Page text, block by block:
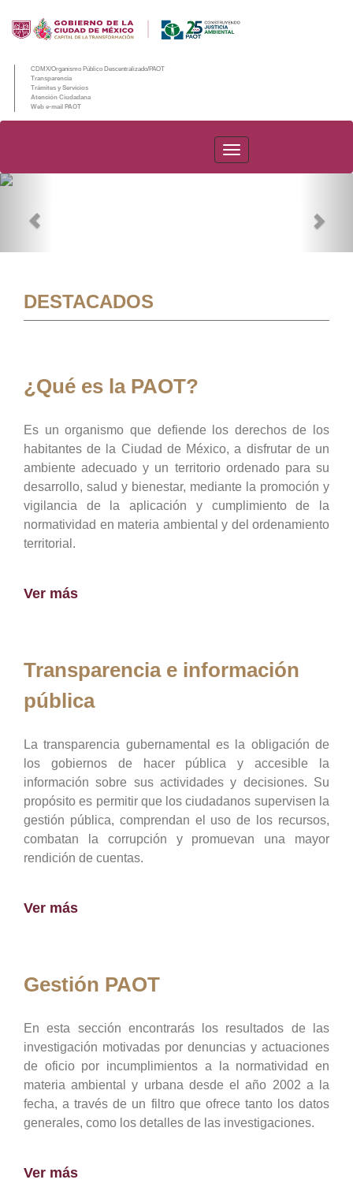
CDMX/Organismo Público Descentralizado/PAOT
Transparencia
Trámites y Servicios
Atención Ciudadana
Web e-mail PAOT
PAOT
DESTACADOS
¿Qué es la PAOT?
Es un organismo que defiende los derechos de los
habitantes de la Ciudad de México, a disfrutar de un
ambiente adecuado y un territorio ordenado para su
desarrollo, salud y bienestar, mediante la promoción y
vigilancia de la aplicación y cumplimiento de la
normatividad en materia ambiental y del ordenamiento
territorial.
Ver más
Transparencia e información
pública
La transparencia gubernamental es la obligación de
los gobiernos de hacer pública y accesible la
información sobre sus actividades y decisiones. Su
propósito es permitir que los ciudadanos supervisen la
gestión pública, comprendan el uso de los recursos,
combatan la corrupción y promuevan una mayor
rendición de cuentas.
Ver más
Gestión PAOT
En esta sección encontrarás los resultados de las
investigación motivadas por denuncias y actuaciones
de oficio por incumplimientos a la normatividad en
materia ambiental y urbana desde el año 2002 a la
fecha, a través de un filtro que ofrece tanto los datos
generales, como los detalles de las investigaciones.
Ver más